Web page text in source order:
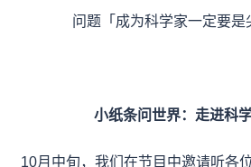
问题「成为科学家一定要是
小纸条问世界：走进科
10月中旬，我们在节目中邀请听各